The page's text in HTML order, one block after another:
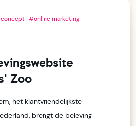
#online marketing
Zoo
het klantvriendelijkste
brengt de beleving